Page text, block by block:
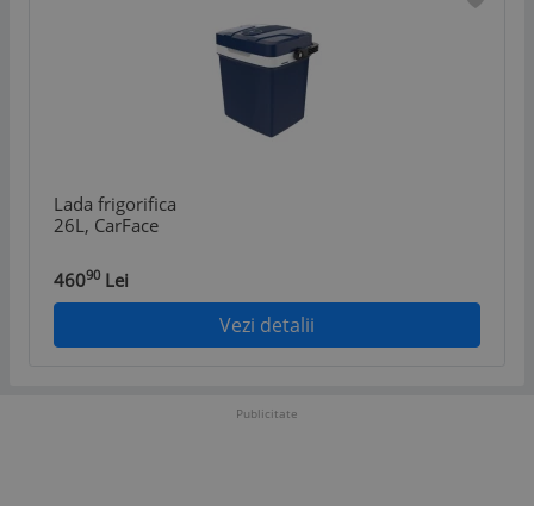
Lada frigorifica
26L, CarFace
46090 Lei
Vezi detalii
Publicitate